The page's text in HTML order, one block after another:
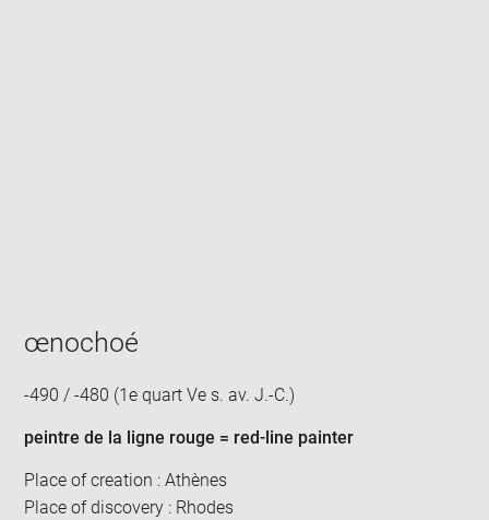
œnochoé
-490 / -480 (1e quart Ve s. av. J.-C.)
peintre de la ligne rouge = red-line painter
Place of creation : Athènes
Place of discovery : Rhodes